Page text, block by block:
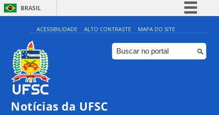
BRASIL
Simplifique!
Comunica BR
Participe
ACESSIBILIDADE ALTO CONTRASTE MAPA DO SITE
Notícias da UFSC